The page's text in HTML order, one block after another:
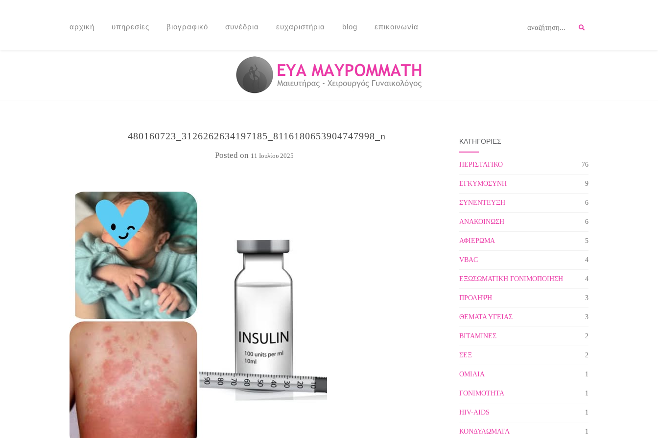
αρχική υπηρεσίες βιογραφικό συνέδρια ευχαριστήρια blog επικοινωνία
480160723_3126262634197185_8116180653904747998_n
Posted on 11 Ιουλίου 2025
ΚΑΤΗΓΟΡΙΕΣ
ΠΕΡΙΣΤΑΤΙΚΟ 76
ΕΓΚΥΜΟΣΥΝΗ 9
ΣΥΝΕΝΤΕΥΞΗ 6
ΑΝΑΚΟΙΝΩΣΗ 6
ΑΦΙΕΡΩΜΑ 5
VBAC 4
ΕΞΩΣΩΜΑΤΙΚΗ ΓΟΝΙΜΟΠΟΙΗΣΗ 4
ΠΡΟΛΗΨΗ 3
ΘΕΜΑΤΑ ΥΓΕΙΑΣ 3
ΒΙΤΑΜΙΝΕΣ 2
ΣΕΞ 2
ΟΜΙΛΙΑ 1
ΓΟΝΙΜΟΤΗΤΑ 1
HIV-AIDS 1
ΚΟΝΔΥΛΩΜΑΤΑ 1